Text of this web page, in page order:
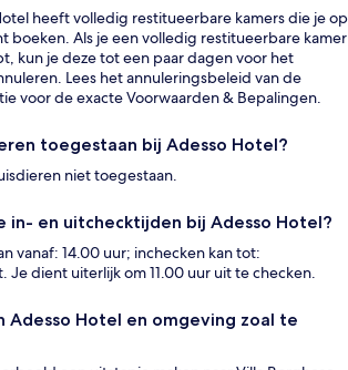
heeft volledig restitueerbare kamers die je op
boeken. Als je een volledig restitueerbare kamer
kun je deze tot een paar dagen voor het
Lees het annuleringsbeleid van de
voor de exacte Voorwaarden & Bepalingen.
toegestaan bij Adesso Hotel?
niet toegestaan.
in- en uitchecktijden bij Adesso Hotel?
vanaf: 14.00 uur; inchecken kan tot:
Je dient uiterlijk om 11.00 uur uit te checken.
Adesso Hotel en omgeving zoal te